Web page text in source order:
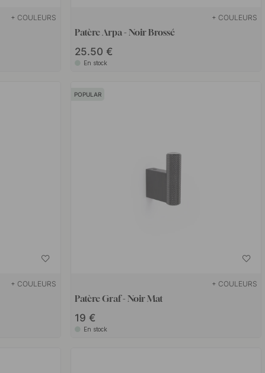
+ COULEURS + COULEURS
Patère Arpa - Noir Brossé
25.50 €
En stock
+ COULEURS
POPULAR
+ COULEURS
Patère Graf - Noir Mat
19 €
En stock